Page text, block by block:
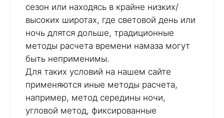
сезон или находясь в крайне низких/
высоких широтах, где световой день или
ночь длятся дольше, традиционные
методы расчета времени намаза могут
быть неприменимы.
Для таких условий на нашем сайте
применяются иные методы расчета,
например, метод середины ночи,
угловой метод, фиксированные